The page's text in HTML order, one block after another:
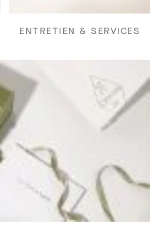
ENTRETIEN & SERVICES